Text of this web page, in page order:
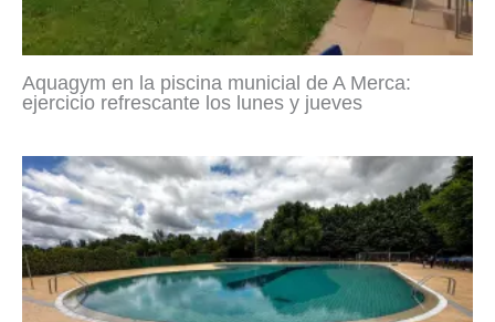
Aquagym en la piscina municial de A Merca:
ejercicio refrescante los lunes y jueves